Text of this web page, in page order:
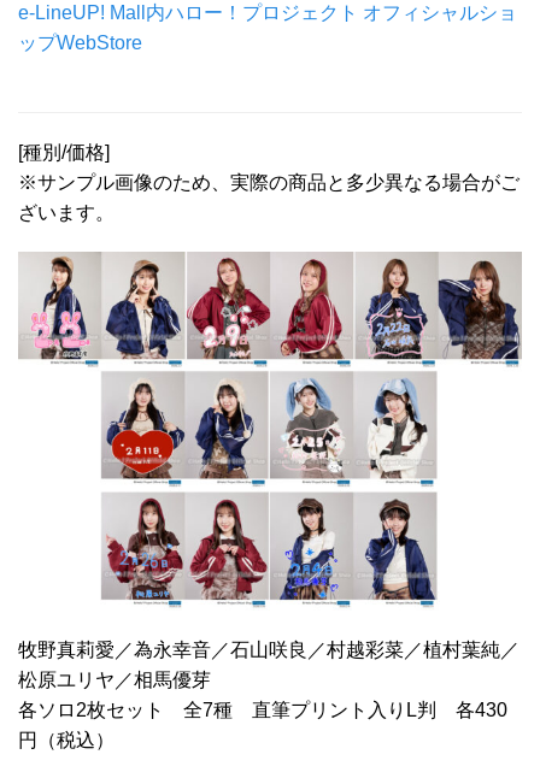
e-LineUP! Mall内ハロー！プロジェクト オフィシャルショ
ップWebStore
[種別/価格]
※サンプル画像のため、実際の商品と多少異なる場合がご
ざいます。
牧野真莉愛／為永幸音／石山咲良／村越彩菜／植村葉純／
松原ユリヤ／相馬優芽
各ソロ2枚セット 全7種 直筆プリント入りL判 各430
円（税込）